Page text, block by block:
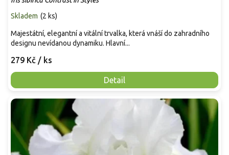
Skladem (2 ks)
279 Kč / ks
Detail
Majestátní, elegantní a vitální trvalka, která vnáší do zahradního
designu nevídanou dynamiku. Hlavní...